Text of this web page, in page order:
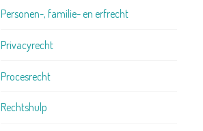
Personen-, familie- en erfrecht
Privacyrecht
Procesrecht
Rechtshulp